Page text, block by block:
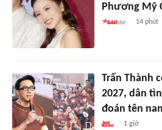
Phương Mỹ
14 phút
Trấn Thành
2027, dân
đoán tên
1 giờ